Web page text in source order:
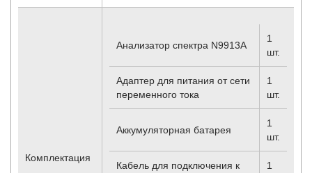
Комплектация
Анализатор спектра N9913A
1
шт.
Адаптер для питания от сети
переменного тока
1
шт.
Аккумуляторная батарея
1
шт.
Кабель для подключения к
1